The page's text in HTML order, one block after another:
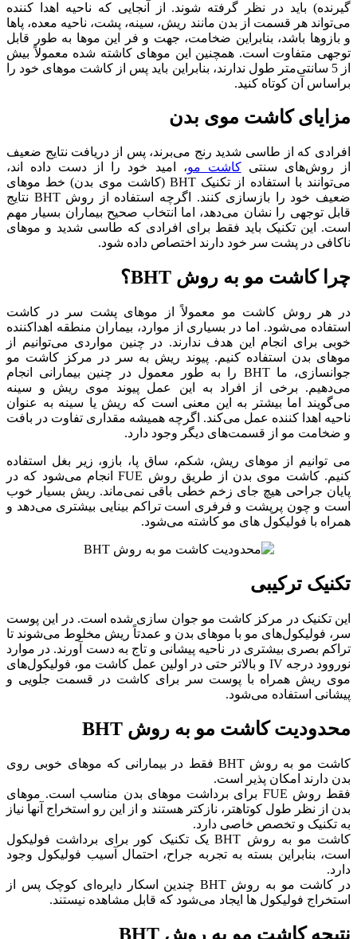
گیرنده) باید در نظر گرفته شوند. از آنجایی که ناحیه اهدا کننده
می‌تواند هر قسمت از بدن مانند ریش، سینه، پشت، ناحیه معده، پاها
و بازوها باشد، بنابراین ضخامت، جهت و فر این موها به طور قابل
توجهی متفاوت است. همچنین این موهای کاشته شده معمولاً بیش
از 5 سانتی‌متر طول ندارند، بنابراین باید پس از کاشت موهای خود را
براساس آن کوتاه کنید.
مزایای کاشت موی بدن
افرادی که از طاسی شدید رنج می‌برند، پس از دریافت نتایج ضعیف
از روش‌های سنتیکاشت مو، امید خود را از دست داده اند،
می‌توانند با استفاده از تکنیک BHT (کاشت موی بدن) خط موهای
ضعیف خود را بازسازی کنند. اگرچه استفاده از روش BHT نتایج
قابل توجهی را نشان می‌دهد، اما انتخاب صحیح بیماران بسیار مهم
است. این تکنیک باید فقط برای افرادی که طاسی شدید و موهای
ناکافی در پشت سر خود دارند اختصاص داده شود.
چرا کاشت مو به روش BHT؟
در هر روش کاشت مو معمولاً از موهای پشت سر در کاشت
استفاده می‌شود. اما در بسیاری از موارد، بیماران منطقه اهداکننده
خوبی برای انجام این هدف ندارند. در چنین مواردی می‌توانیم از
موهای بدن استفاده کنیم. پیوند ریش به سر در مرکز کاشت مو
جوانسازی، ما BHT را به طور معمول در چنین بیمارانی انجام
می‌دهیم. برخی از افراد به این عمل پیوند موی ریش و سینه
می‌گویند اما بیشتر به این معنی است که ریش یا سینه به عنوان
ناحیه اهدا کننده عمل می‌کند. اگرچه همیشه مقداری تفاوت در بافت
و ضخامت مو از قسمت‌های دیگر وجود دارد.
می توانیم از موهای ریش، شکم، ساق پا، بازو، زیر بغل استفاده
کنیم. کاشت موی بدن از طریق روش FUE انجام می‌شود که در
پایان جراحی هیچ جای زخم خطی باقی نمی‌ماند. ریش بسیار خوب
است و چون پرپشت و فرفری است تراکم بینایی بیشتری می‌دهد و
همراه با فولیکول های مو کاشته می‌شود.
تکنیک ترکیبی
این تکنیک در مرکز کاشت مو جوان سازی شده است. در این پوست
سر، فولیکول‌های مو با موهای بدن و عمدتاً ریش مخلوط می‌شوند تا
تراکم بصری بیشتری در ناحیه پیشانی و تاج به دست آورند. در موارد
نوروود درجه IV و بالاتر حتی در اولین عمل کاشت مو، فولیکول‌های
موی ریش همراه با پوست سر برای کاشت در قسمت جلویی و
پیشانی استفاده می‌شود.
محدودیت کاشت مو به روش BHT
کاشت مو به روش BHT فقط در بیمارانی که موهای خوبی روی
بدن دارند امکان پذیر است.
فقط روش FUE برای برداشت موهای بدن مناسب است. موهای
بدن از نظر طول کوتاهتر، نازکتر هستند و از این رو استخراج آنها نیاز
به تکنیک و تخصص خاصی دارد.
کاشت مو به روش BHT یک تکنیک کور برای برداشت فولیکول
است، بنابراین بسته به تجربه جراح، احتمال آسیب فولیکول وجود
دارد.
در کاشت مو به روش BHT چندین اسکار دایره‌ای کوچک پس از
استخراج فولیکول ها ایجاد می‌شود که قابل مشاهده نیستند.
نتیجه کاشت مو به روش BHT